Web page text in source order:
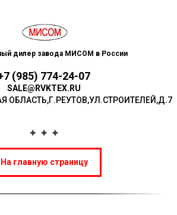
дилер завода МИСОМ в России
(985) 774-24-07
SALE@RVKTEX.RU
ОБЛАСТЬ,Г.РЕУТОВ,УЛ.СТР ОИТЕЛЕЙ,Д.7
На главную страницу